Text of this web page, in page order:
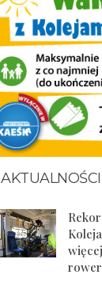
AKTUALNOŚCI